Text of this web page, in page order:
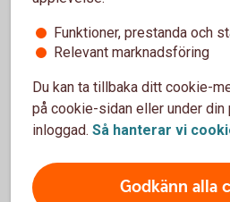
Swedbank TV
I våra program kommenteras och
händelser på börsen,
omvärldsbevakning.
TV-sändningar, Swedbank TV
Funktioner, prestanda och
Relevant marknadsföring
Du kan ta tillbaka ditt cookie-
på cookie-sidan eller under din
inloggad. Så hanterar vi
Godkänn alla